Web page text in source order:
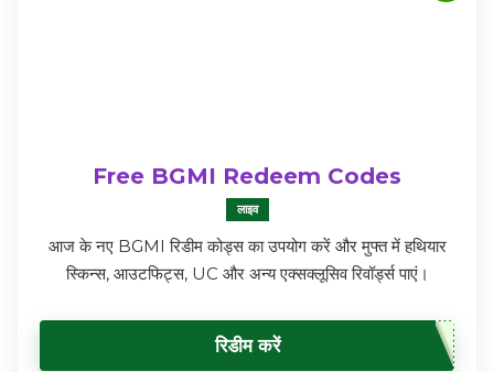
Free BGMI Redeem Codes
लाइव
आज के नए BGMI रिडीम कोड्स का उपयोग करें और मुफ्त में हथियार
स्किन्स, आउटफिट्स, UC और अन्य एक्सक्लूसिव रिवॉर्ड्स पाएं।
रिडीम करें